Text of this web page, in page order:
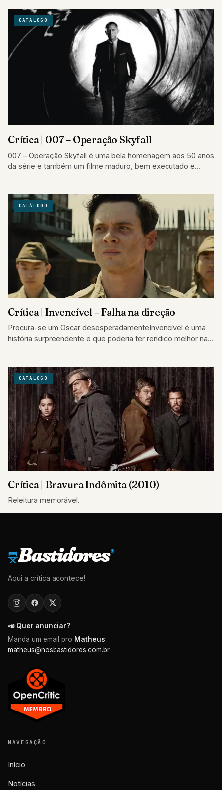
CATÁLOGO
Crítica | 007 – Operação Skyfall
007 – Operação Skyfall é uma bela homenagem aos 50 anos
da série e também um filme maduro, bem executado e
CATÁLOGO
Crítica | Invencível – Falha na direção
Procura-se um Oscar desesperadamenteInvencível é uma
história surpreendente e que poderia ter rendido melhor nas
CATÁLOGO
Crítica | Bravura Indômita (2010)
Releitura memorável.
Bastidores®
Aqui a crítica acontece!
📣 Quer anunciar?
Manda um email pro Matheus:
matheus@nosbastidores.com.br
NAVEGAÇÃO
Início
Notícias